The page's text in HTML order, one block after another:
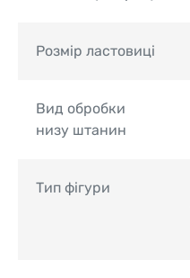
Розмір ластовиці
Вид обробки
низу штанин
Тип фігури